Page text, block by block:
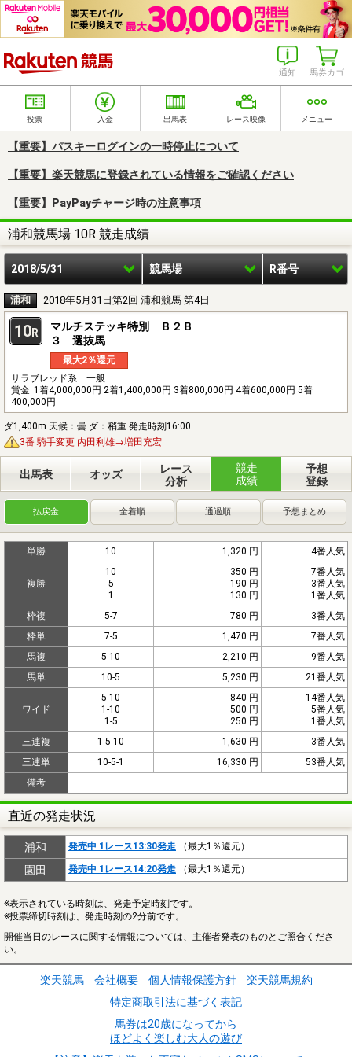
馬券カゴ
通知
投票 入金 出馬表 レース映像 メニュー
【重要】パスキーログインの一時停止について
【重要】楽天競馬に登録されている情報をご確認ください
【重要】PayPayチャージ時の注意事項
浦和競馬場 10R 競走成績
2018/5/31 競馬場 R番号
浦和 2018年5月31日第2回 浦和競馬 第4日
10R
マルチステッキ特別 Ｂ２Ｂ
３ 選抜馬
最大2％還元
サラブレッド系 一般
賞金 1着4,000,000円 2着1,400,000円 3着800,000円 4着600,000円 5着
400,000円
ダ1,400m 天候：曇 ダ：稍重 発走時刻16:00
3番 騎手変更 内田利雄→増田充宏
出馬表 オッズ
レース
分析
競走
成績
予想
登録
払戻金 全着順 通過順 予想まとめ
単勝 10 1,320 円 4番人気
複勝
10
5
1
350 円
190 円
130 円
7番人気
3番人気
1番人気
枠複
5-7 780 円
3番人気
枠単
7-5 1,470 円
7番人気
馬複
5-10 2,210 円
9番人気
馬単
10-5 5,230 円 21番人気
ワイド
5-10
1-10
1-5
840 円
500 円
250 円
14番人気
5番人気
1番人気
三連複
1-5-10 1,630 円
3番人気
三連単
10-5-1 16,330 円
53番人気
備考
直近の発走状況
浦和 発売中 1レース13:30発走 （最大1％還元）
園田 発売中 1レース14:20発走 （最大1％還元）
※表示されている時刻は、発走予定時刻です。
※投票締切時刻は、発走時刻の2分前です。
開催当日のレースに関する情報については、主催者発表のものとご照合くださ
い。
楽天競馬 会社概要 個人情報保護方針
楽天競馬規約
特定商取引法に基づく表記
馬券は20歳になってから
ほどよく楽しむ大人の遊び